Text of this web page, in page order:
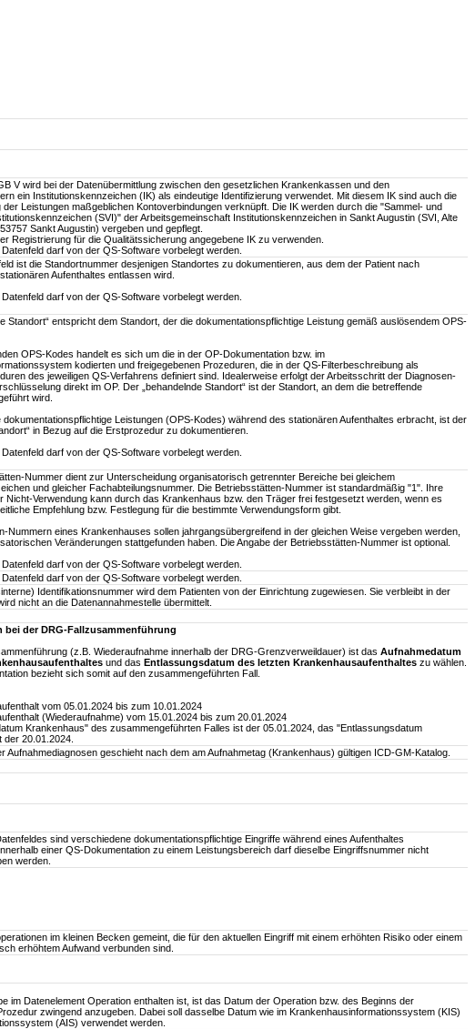
V wird bei der Datenübermittlung zwischen den gesetzlichen Krankenkassen und den
ein Institutionskennzeichen (IK) als eindeutige Identifizierung verwendet. Mit diesem IK sind auch die
der Leistungen maßgeblichen Kontoverbindungen verknüpft. Die IK werden durch die "Sammel- und
(SVI)" der Arbeitsgemeinschaft Institutionskennzeichen in Sankt Augustin (SVI, Alte
Sankt Augustin) vergeben und gepflegt.
Registrierung für die Qualitätssicherung angegebene IK zu verwenden.
darf von der QS-Software vorbelegt werden.
ist die Standortnummer desjenigen Standortes zu dokumentieren, aus dem der Patient nach
Aufenthaltes entlassen wird.
darf von der QS-Software vorbelegt werden.
Standort“ entspricht dem Standort, der die dokumentationspflichtige Leistung gemäß auslösendem OPS-
OPS-Kodes handelt es sich um die in der OP-Dokumentation bzw. im
kodierten und freigegebenen Prozeduren, die in der QS-Filterbeschreibung als
des jeweiligen QS-Verfahrens definiert sind. Idealerweise erfolgt der Arbeitsschritt der Diagnosen-
direkt im OP. Der „behandelnde Standort“ ist der Standort, an dem die betreffende
wird.
dokumentationspflichtige Leistungen (OPS-Kodes) während des stationären Aufenthaltes erbracht, ist der
in Bezug auf die Erstprozedur zu dokumentieren.
darf von der QS-Software vorbelegt werden.
Nummer dient zur Unterscheidung organisatorisch getrennter Bereiche bei gleichem
und gleicher Fachabteilungsnummer. Die Betriebsstätten-Nummer ist standardmäßig "1". Ihre
Nicht-Verwendung kann durch das Krankenhaus bzw. den Träger frei festgesetzt werden, wenn es
Empfehlung bzw. Festlegung für die bestimmte Verwendungsform gibt.
Nummern eines Krankenhauses sollen jahrgangsübergreifend in der gleichen Weise vergeben werden,
Veränderungen stattgefunden haben. Die Angabe der Betriebsstätten-Nummer ist optional.
darf von der QS-Software vorbelegt werden.
darf von der QS-Software vorbelegt werden.
Identifikationsnummer wird dem Patienten von der Einrichtung zugewiesen. Sie verbleibt in der
nicht an die Datenannahmestelle übermittelt.
bei der DRG-Fallzusammenführung
(z.B. Wiederaufnahme innerhalb der DRG-Grenzverweildauer) ist das Aufnahmedatum
und das Entlassungsdatum des letzten Krankenhausaufenthaltes zu wählen.
bezieht sich somit auf den zusammengeführten Fall.
vom 05.01.2024 bis zum 10.01.2024
(Wiederaufnahme) vom 15.01.2024 bis zum 20.01.2024
Krankenhaus" des zusammengeführten Falles ist der 05.01.2024, das "Entlassungsdatum
20.01.2024.
Aufnahmediagnosen geschieht nach dem am Aufnahmetag (Krankenhaus) gültigen ICD-GM-Katalog.
sind verschiedene dokumentationspflichtige Eingriffe während eines Aufenthaltes
einer QS-Dokumentation zu einem Leistungsbereich darf dieselbe Eingriffsnummer nicht
werden.
im kleinen Becken gemeint, die für den aktuellen Eingriff mit einem erhöhten Risiko oder einem
erhöhtem Aufwand verbunden sind.
im Datenelement Operation enthalten ist, ist das Datum der Operation bzw. des Beginns der
zwingend anzugeben. Dabei soll dasselbe Datum wie im Krankenhausinformationssystem (KIS)
(AIS) verwendet werden.